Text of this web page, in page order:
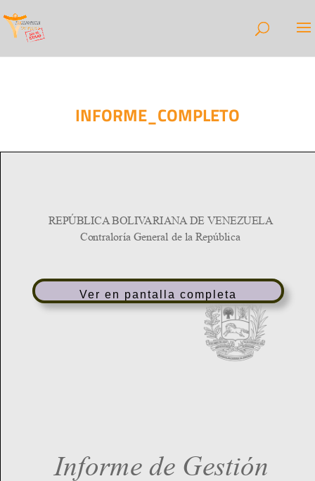
INFORME_COMPLETO
Ver en pantalla completa